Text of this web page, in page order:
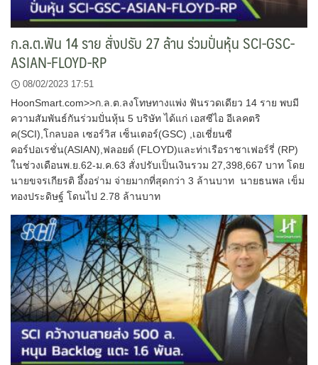
ก.ล.ต.ฟัน 14 ราย สั่งปรับ 27 ล้าน ร่วมปั่นหุ้น SCI-GSC-
ASIAN-FLOYD-RP
08/02/2023 17:51
HoonSmart.com>>ก.ล.ต.ลงโทษทางแพ่ง ฟันรวดเดียว 14 ราย พบมี
ความสัมพันธ์กันร่วมปั่นหุ้น 5 บริษัท ได้แก่ เอสซีไอ อีเลคตริ
ค(SCI),โกลบอล เซอร์วิส เซ็นเตอร์(GSC) ,เอเชี่ยนซี
คอร์ปอเรชั่น(ASIAN),ฟลอยด์ (FLOYD)และท่าเรือราชาเฟอร์รี่ (RP)
ในช่วงเดือนพ.ย.62-ม.ค.63 สั่งปรับเป็นเงินรวม 27,398,667 บาท โดย
นายขจรเกียรติ อึ้งอร่าม จ่ายมากที่สุดกว่า 3 ล้านบาท นายธนพล เข็ม
ทองประดิษฐ์ โดนไป 2.78 ล้านบาท